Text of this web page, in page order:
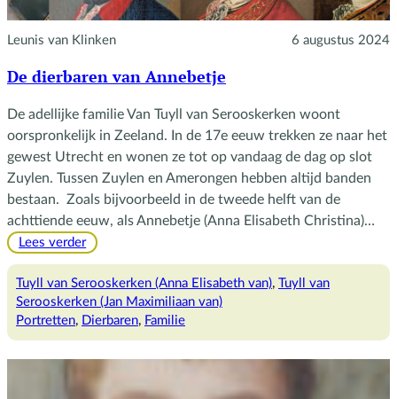
Leunis van Klinken 6 augustus 2024
De dierbaren van Annebetje
De adellijke familie Van Tuyll van Serooskerken woont
oorspronkelijk in Zeeland. In de 17e eeuw trekken ze naar het
gewest Utrecht en wonen ze tot op vandaag de dag op slot
Zuylen. Tussen Zuylen en Amerongen hebben altijd banden
bestaan. Zoals bijvoorbeeld in de tweede helft van de
achttiende eeuw, als Annebetje (Anna Elisabeth Christina)…
Lees verder:
dierbaren
van
Annebetje
Tuyll van Serooskerken (Anna Elisabeth van), Tuyll van
Serooskerken (Jan Maximiliaan van)
Portretten, Dierbaren, Familie